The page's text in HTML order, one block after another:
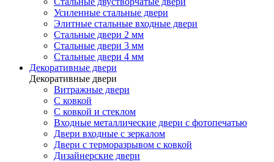
Усиленные стальные двери
Элитные стальные входные двери
Стальные двери 2 мм
Стальные двери 3 мм
Стальные двери 4 мм
Декоративные двери
Декоративные двери
Витражные двери
С ковкой
С ковкой и стеклом
Входные металлические двери с фотопечатью
Двери входные с зеркалом
Двери с терморазрывом с ковкой
Дизайнерские двери